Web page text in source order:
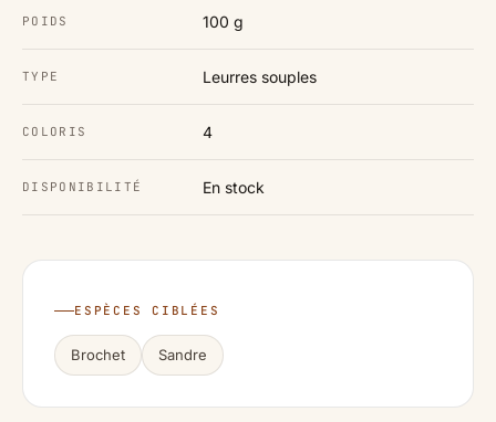
POIDS 100 g
TYPE Leurres souples
COLORIS 4
DISPONIBILITÉ En stock
ESPÈCES CIBLÉES
Brochet Sandre